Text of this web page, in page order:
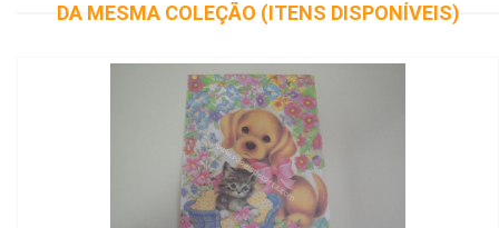
DA MESMA COLEÇÃO (ITENS DISPONÍVEIS)